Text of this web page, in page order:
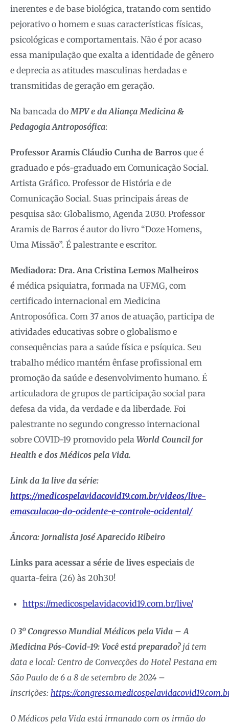
inerentes e de base biológica, tratando com sentido
pejorativo o homem e suas características físicas,
psicológicas e comportamentais. Não é por acaso
essa manipulação que exalta a identidade de gênero
e deprecia as atitudes masculinas herdadas e
transmitidas de geração em geração.
Na bancada do MPV e da Aliança Medicina &
Pedagogia Antroposófica:
Professor Aramis Cláudio Cunha de Barros que é
graduado e pós-graduado em Comunicação Social.
Artista Gráfico. Professor de História e de
Comunicação Social. Suas principais áreas de
pesquisa são: Globalismo, Agenda 2030. Professor
Aramis de Barros é autor do livro “Doze Homens,
Uma Missão”. É palestrante e escritor.
Mediadora: Dra. Ana Cristina Lemos Malheiros
é médica psiquiatra, formada na UFMG, com
certificado internacional em Medicina
Antroposófica. Com 37 anos de atuação, participa de
atividades educativas sobre o globalismo e
consequências para a saúde física e psíquica. Seu
trabalho médico mantém ênfase profissional em
promoção da saúde e desenvolvimento humano. É
articuladora de grupos de participação social para
defesa da vida, da verdade e da liberdade. Foi
palestrante no segundo congresso internacional
sobre COVID-19 promovido pela World Council for
Health e dos Médicos pela Vida.
Link da 1a live da série:
https://medicospelavidacovid19.com.br/videos/live-
emasculacao-do-ocidente-e-controle-ocidental/
Âncora: Jornalista José Aparecido Ribeiro
Links para acessar a série de lives especiais de
quarta-feira (26) às 20h30!
https://medicospelavidacovid19.com.br/live/
O 3º Congresso Mundial Médicos pela Vida – A
Medicina Pós-Covid-19: Você está preparado?já tem
data e local: Centro de Convecções do Hotel Pestana em
São Paulo de 6 a 8 de setembro de 2024 –
Inscrições: https://
O Médicos pela Vida está irmanado com os irmão do